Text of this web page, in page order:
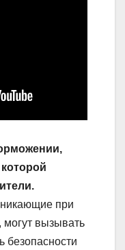
при
вызывать
безопасности